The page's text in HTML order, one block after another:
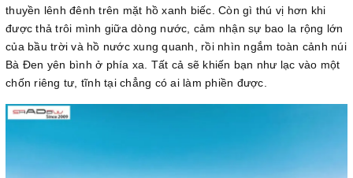
thuyền lênh đênh trên mặt hồ xanh biếc. Còn gì thú vị hơn khi
được thả trôi mình giữa dòng nước, cảm nhận sự bao la rộng lớn
của bầu trời và hồ nước xung quanh, rồi nhìn ngắm toàn cảnh núi
Bà Đen yên bình ở phía xa. Tất cả sẽ khiến bạn như lạc vào một
chốn riêng tư, tĩnh tại chẳng có ai làm phiền được.